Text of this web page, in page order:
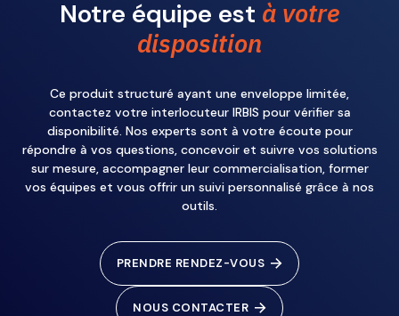
Notre équipe est à votre
disposition
Ce produit structuré ayant une enveloppe limitée,
contactez votre interlocuteur IRBIS pour vérifier sa
disponibilité. Nos experts sont à votre écoute pour
répondre à vos questions, concevoir et suivre vos solutions
sur mesure, accompagner leur commercialisation, former
vos équipes et vous offrir un suivi personnalisé grâce à nos
outils.
PRENDRE RENDEZ-VOUS
NOUS CONTACTER